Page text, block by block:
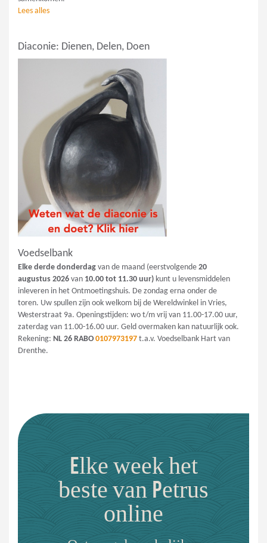
Lees alles
Diaconie: Dienen, Delen, Doen
Voedselbank
Elke derde donderdag van de maand (eerstvolgende 20
augustus 2026 van 10.00 tot 11.30 uur) kunt u levensmiddelen
inleveren in het Ontmoetingshuis. De zondag erna onder de
toren. Uw spullen zijn ook welkom bij de Wereldwinkel in Vries,
Westerstraat 9a. Openingstijden: wo t/m vrij van 11.00-17.00 uur,
zaterdag van 11.00-16.00 uur. Geld overmaken kan natuurlijk ook.
Rekening: NL 26 RABO 0107973197 t.a.v. Voedselbank Hart van
Drenthe.
Elke week het
beste van Petrus
online